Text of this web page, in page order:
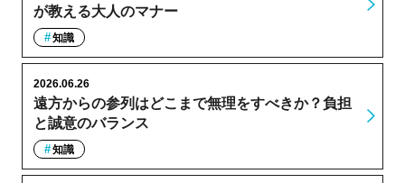
が教える大人のマナー
知識
遠方からの参列はどこまで無理をすべきか？負担
と誠意のバランス
2026.06.26
知識